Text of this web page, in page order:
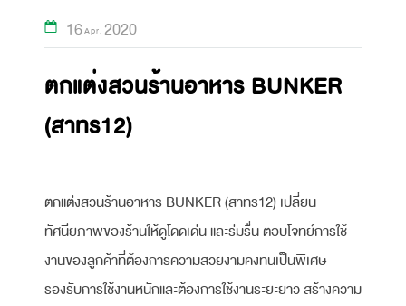
16Apr 2020
ตกแต่งสวนร้านอาหาร BUNKER
(สาทร12)
ตกแต่งสวนร้านอาหาร BUNKER (สาทร12) เปลี่ยน
ทัศนียภาพของร้านให้ดูโดดเด่น และร่มรื่น ตอบโจทย์การใช้
งานของลูกค้าที่ต้องการความสวยงามคงทนเป็นพิเศษ
รองรับการใช้งานหนักและต้องการใช้งานระยะยาว สร้างความ